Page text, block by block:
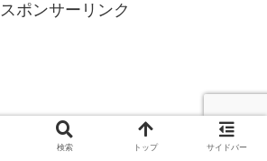
スポンサーリンク
検索 トップ サイドバー